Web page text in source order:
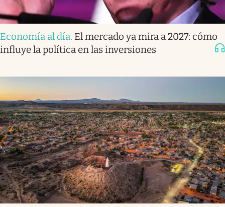
Economía al día. El mercado ya mira a 2027: cómo
influye la política en las inversiones